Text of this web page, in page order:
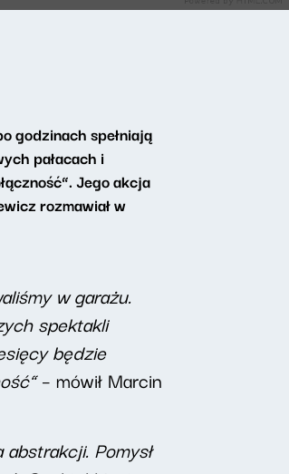
godzinach spełniają
pałacach i
Jego akcja
rozmawiał w
w garażu.
spektakli
będzie
– mówił Marcin
Pomysł